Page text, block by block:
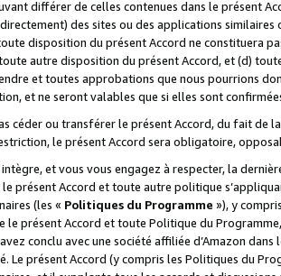
différer de celles contenues dans le présent
des sites ou des applications
disposition du présent Accord ne constituera
autre disposition du présent Accord, et (d)
et toutes approbations que nous pourrions
et ne seront valables que si elles sont
céder ou transférer le présent Accord, du fait de
le présent Accord sera obligatoire,
et vous vous engagez à respecter, la
le présent Accord et toute autre politique
(les « Politiques du Programme »), y
le présent Accord et toute Politique du
conclu avec une société affiliée d’Amazon
Le présent Accord (y compris les Politiques du